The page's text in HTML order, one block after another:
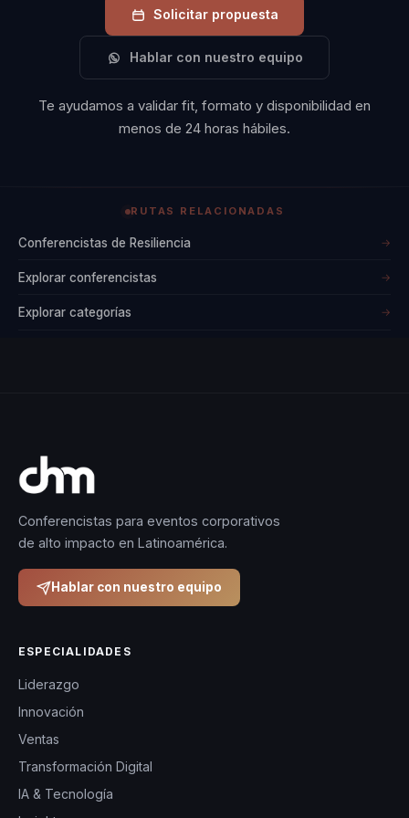
Solicitar propuesta
Hablar con nuestro equipo
Te ayudamos a validar fit, formato y disponibilidad en
menos de 24 horas hábiles.
RUTAS RELACIONADAS
Conferencistas de Resiliencia →
Explorar conferencistas →
Explorar categorías →
Conferencistas para eventos corporativos
de alto impacto en Latinoamérica.
Hablar con nuestro equipo
ESPECIALIDADES
Liderazgo
Innovación
Ventas
Transformación Digital
IA & Tecnología